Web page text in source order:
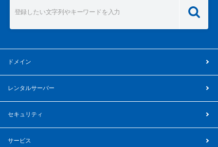
ドメイン
レンタルサーバー
セキュリティ
サービス